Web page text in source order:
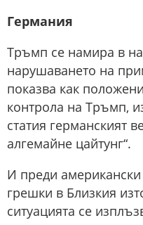
Германия
Тръмп се намира в
нарушаването на
показва как
контрола на Тръмп,
статия германският
алгемайне цайтунг“.
И преди американски
грешки в Близкия
ситуацията се